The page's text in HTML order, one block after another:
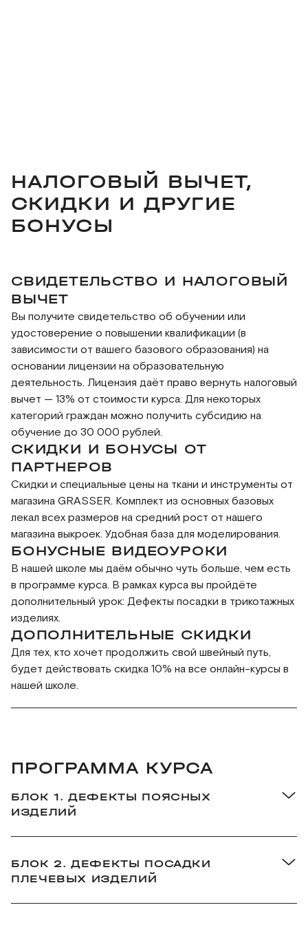
НАЛОГОВЫЙ ВЫЧЕТ,
СКИДКИ И ДРУГИЕ
БОНУСЫ
СВИДЕТЕЛЬСТВО И НАЛОГОВЫЙ
ВЫЧЕТ
Вы получите свидетельство об обучении или
удостоверение о повышении квалификации (в
зависимости от вашего базового образования) на
основании лицензии на образовательную
деятельность. Лицензия даёт право вернуть налоговый
вычет — 13% от стоимости курса. Для некоторых
категорий граждан можно получить субсидию на
обучение до 30 000 рублей.
СКИДКИ И БОНУСЫ ОТ
ПАРТНЕРОВ
Скидки и специальные цены на ткани и инструменты от
магазина GRASSER. Комплект из основных базовых
лекал всех размеров на средний рост от нашего
магазина выкроек. Удобная база для моделирования.
БОНУСНЫЕ ВИДЕОУРОКИ
В нашей школе мы даём обычно чуть больше, чем есть
в программе курса. В рамках курса вы пройдёте
дополнительный урок: Дефекты посадки в трикотажных
изделиях.
ДОПОЛНИТЕЛЬНЫЕ СКИДКИ
Для тех, кто хочет продолжить свой швейный путь,
будет действовать скидка 10% на все онлайн-курсы в
нашей школе.
ПРОГРАММА КУРСА
БЛОК 1. ДЕФЕКТЫ ПОЯСНЫХ
ИЗДЕЛИЙ
Урок 3. Дефекты посадки юбки
посадки
БЛОК 2. ДЕФЕКТЫ ПОСАДКИ
ПЛЕЧЕВЫХ ИЗДЕЛИЙ